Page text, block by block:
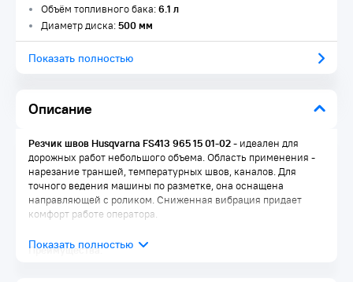
Описание
Объём топливного бака:6.1 л
Диаметр диска:500 мм
Показать полностью
Резчик швов Husqvarna FS413 965 15 01-02- идеален для
дорожных работ небольшого объема. Область применения -
нарезание траншей, температурных швов, каналов. Для
точного ведения машины по разметке, она оснащена
направляющей с роликом. Сниженная вибрация придает
комфорт работе оператора.
Преимущества: